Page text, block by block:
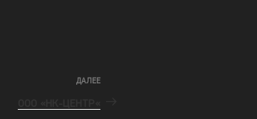
ДАЛЕЕ